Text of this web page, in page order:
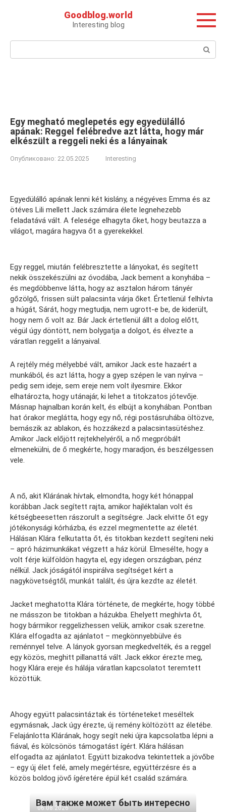
Goodblog.world
Interesting blog
Поиск:
Egy megható meglepetés egy egyedülálló
apának: Reggel felébredve azt látta, hogy már
elkészült a reggeli neki és a lányainak
Опубликовано: 22.05.2025 Interesting
Egyedülálló apának lenni két kislány, a négyéves Emma és az
ötéves Lili mellett Jack számára élete legnehezebb
feladatává vált. A felesége elhagyta őket, hogy beutazza a
világot, magára hagyva őt a gyerekekkel.
Egy reggel, miután felébresztette a lányokat, és segített
nekik összekészülni az óvodába, Jack bement a konyhába –
és megdöbbenve látta, hogy az asztalon három tányér
gőzölgő, frissen sült palacsinta várja őket. Értetlenül felhívta
a húgát, Sárát, hogy megtudja, nem ugrott-e be, de kiderült,
hogy nem ő volt az. Bár Jack értetlenül állt a dolog előtt,
végül úgy döntött, nem bolygatja a dolgot, és élvezte a
váratlan reggelit a lányaival.
A rejtély még mélyebbé vált, amikor Jack este hazaért a
munkából, és azt látta, hogy a gyep szépen le van nyírva –
pedig sem ideje, sem ereje nem volt ilyesmire. Ekkor
elhatározta, hogy utánajár, ki lehet a titokzatos jótevője.
Másnap hajnalban korán kelt, és elbújt a konyhában. Pontban
hat órakor meglátta, hogy egy nő, régi postásruhába öltözve,
bemászik az ablakon, és hozzákezd a palacsintasütéshez.
Amikor Jack előjött rejtekhelyéről, a nő megpróbált
elmenekülni, de ő megkérte, hogy maradjon, és beszélgessen
vele.
A nő, akit Klárának hívtak, elmondta, hogy két hónappal
korábban Jack segített rajta, amikor hajléktalan volt és
kétségbeesetten rászorult a segítségre. Jack elvitte őt egy
jótékonysági kórházba, és ezzel megmentette az életét.
Hálásan Klára felkutatta őt, és titokban kezdett segíteni neki
– apró házimunkákat végzett a ház körül. Elmesélte, hogy a
volt férje külföldön hagyta el, egy idegen országban, pénz
nélkül. Jack jóságától inspirálva segítséget kért a
nagykövetségtől, munkát talált, és újra kezdte az életét.
Jacket meghatotta Klára története, de megkérte, hogy többé
ne másszon be titokban a házukba. Ehelyett meghívta őt,
hogy bármikor reggelizhessen velük, amikor csak szeretne.
Klára elfogadta az ajánlatot – megkönnyebbülve és
reménnyel telve. A lányok gyorsan megkedvelték, és a reggel
egy közös, meghitt pillanattá vált. Jack ekkor érezte meg,
hogy Klára ereje és hálája váratlan kapcsolatot teremtett
közöttük.
Ahogy együtt palacsintáztak és történeteket meséltek
egymásnak, Jack úgy érezte, új remény költözött az életébe.
Felajánlotta Klárának, hogy segít neki újra kapcsolatba lépni a
fiával, és kölcsönös támogatást ígért. Klára hálásan
elfogadta az ajánlatot. Együtt bizakodva tekintettek a jövőbe
– egy új élet felé, amely megértésre, együttérzésre és a
közös boldog jövő ígéretére épül két család számára.
Вам также может быть интересно
06.08.2026